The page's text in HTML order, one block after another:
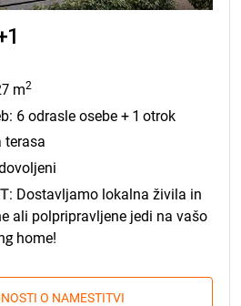
m2
6 odrasle osebe + 1 otrok
terasa
: Dostavljamo lokalna živila in
ali polpripravljene jedi na vašo
home!
O NAMESTITVI